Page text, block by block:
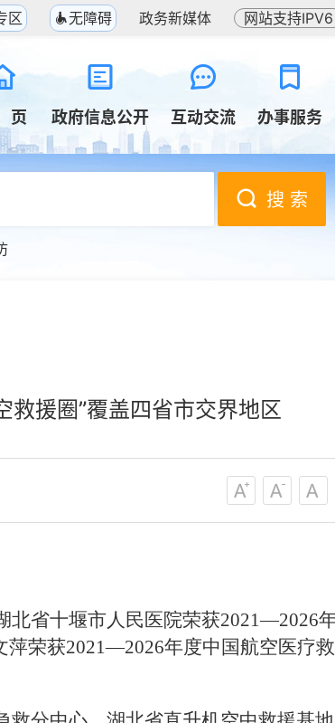
区 无障碍 政务新媒体 网站支持IPV6
页 政府信息公开 互动交流 办事服务
搜 索
救援圈”覆盖四省市交界地区
北省十堰市人民医院荣获2021—2026
荣获2021—2026年度中国航空医疗